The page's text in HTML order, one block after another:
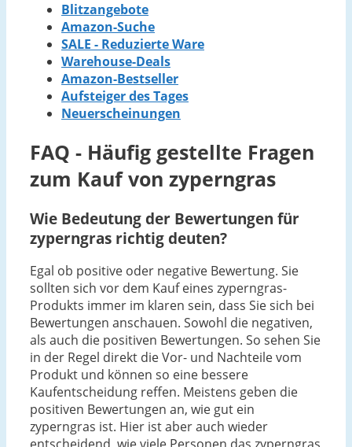
Blitzangebote
Amazon-Suche
SALE - Reduzierte Ware
Warehouse-Deals
Amazon-Bestseller
Aufsteiger des Tages
Neuerscheinungen
FAQ - Häufig gestellte Fragen
zum Kauf von zyperngras
Wie Bedeutung der Bewertungen für
zyperngras richtig deuten?
Egal ob positive oder negative Bewertung. Sie
sollten sich vor dem Kauf eines zyperngras-
Produkts immer im klaren sein, dass Sie sich bei
Bewertungen anschauen. Sowohl die negativen,
als auch die positiven Bewertungen. So sehen Sie
in der Regel direkt die Vor- und Nachteile vom
Produkt und können so eine bessere
Kaufentscheidung reffen. Meistens geben die
positiven Bewertungen an, wie gut ein
zyperngras ist. Hier ist aber auch wieder